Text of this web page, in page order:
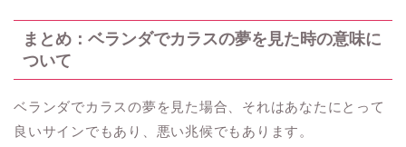
まとめ：ベランダでカラスの夢を見た時の意味に
ついて
ベランダでカラスの夢を見た場合、それはあなたにとって
良いサインでもあり、悪い兆候でもあります。